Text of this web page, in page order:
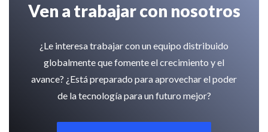
Ven a trabajar con nosotros
¿Le interesa trabajar con un equipo distribuido
globalmente que fomente el crecimiento y el
avance? ¿Está preparado para aprovechar el poder
de la tecnología para un futuro mejor?